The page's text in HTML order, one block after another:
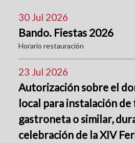
30 Jul 2026
Bando. Fiestas 2026
Horario restauración
23 Jul 2026
Autorización sobre el
local para instalación
gastroneta o similar,
celebración de la XIV